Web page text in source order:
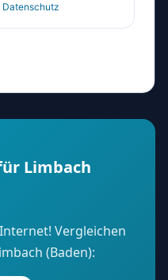
Limbach
Vergleichen
(Baden):